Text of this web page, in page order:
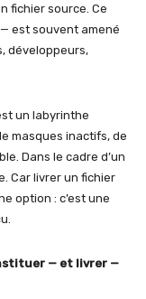
fichier source. Ce
est souvent amené
développeurs,
un labyrinthe
masques inactifs, de
Dans le cadre d’un
Car livrer un fichier
option : c’est une
— et livrer —